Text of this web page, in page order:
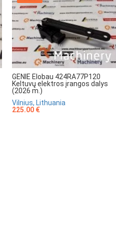
GENIE Elobau 424RA77P120
Keltuvų elektros įrangos dalys
(2026 m.)
Vilnius, Lithuania
225.00 €